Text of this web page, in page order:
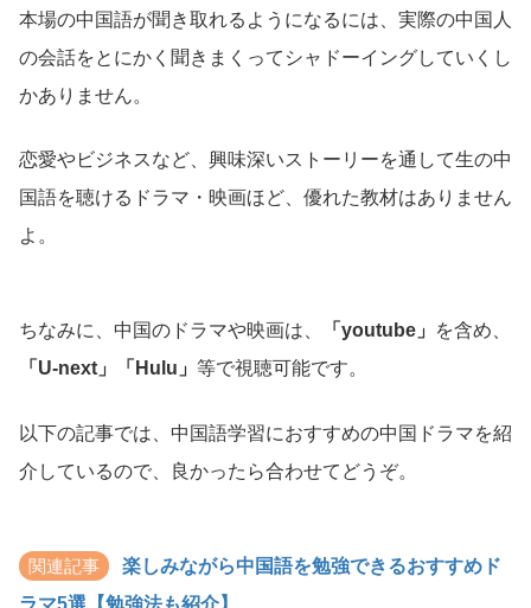
本場の中国語が聞き取れるようになるには、実際の中国人
の会話をとにかく聞きまくってシャドーイングしていくし
かありません。
恋愛やビジネスなど、興味深いストーリーを通して生の中
国語を聴けるドラマ・映画ほど、優れた教材はありません
よ。
ちなみに、中国のドラマや映画は、 「youtube」
を含め、
「U-next」「Hulu」 等で視聴可能です。
以下の記事では、中国語学習におすすめの中国ドラマを紹
介しているので、良かったら合わせてどうぞ。
関連記事
楽しみながら中国語を勉強できるおすすめド
ラマ5選【勉強法も紹介】